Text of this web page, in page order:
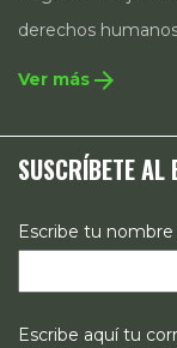
derechos
integral que
estrategias de
estado de los
Ver más arrow_forward
SUSCRÍBETE AL
Escribe tu
Escribe aquí tu